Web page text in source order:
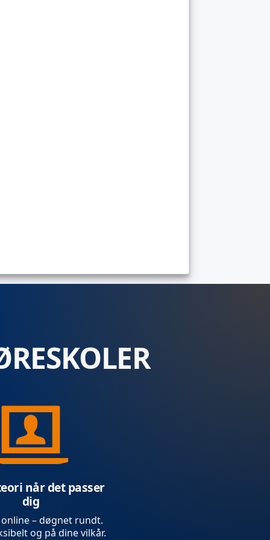
når det passer
dig
– døgnet rundt.
og på dine vilkår.